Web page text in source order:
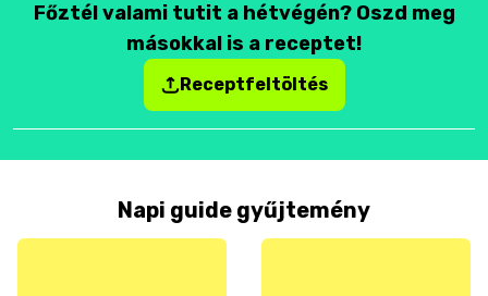
Főztél valami tutit a hétvégén? Oszd meg
másokkal is a receptet!
Receptfeltöltés
Napi guide gyűjtemény